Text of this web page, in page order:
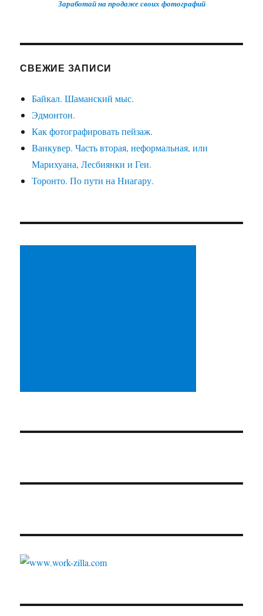
Заработай на продаже своих фотографий
СВЕЖИЕ ЗАПИСИ
Байкал. Шаманский мыс.
Эдмонтон.
Как фотографировать пейзаж.
Ванкувер. Часть вторая, неформальная, или
Марихуана, Лесбиянки и Геи.
Торонто. По пути на Ниагару.